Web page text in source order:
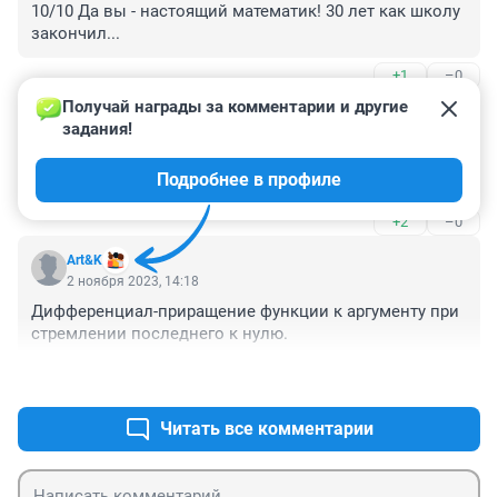
10/10 Да вы - настоящий математик! 30 лет как школу
закончил...
+1 –0
Гость
3 ноября 2023, 03:51
Господи!!! Ну ведь мне в жизни вообще ничего из
этого не пригодилось....
+2 –0
Art&K
Получай награды за комментарии и другие
задания!
Подробнее в профиле
2 ноября 2023, 14:18
Дифференциал-приращение функции к аргументу при
стремлении последнего к нулю.
Читать все комментарии